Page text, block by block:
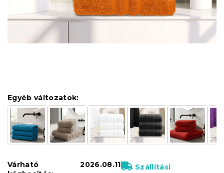
Egyéb változatok:
Várható
2026.08.11
Szállítási